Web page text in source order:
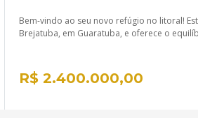
Bem-vindo ao seu novo refúgio no litoral!
Brejatuba, em Guaratuba, e oferece o
R$ 2.400.000,00